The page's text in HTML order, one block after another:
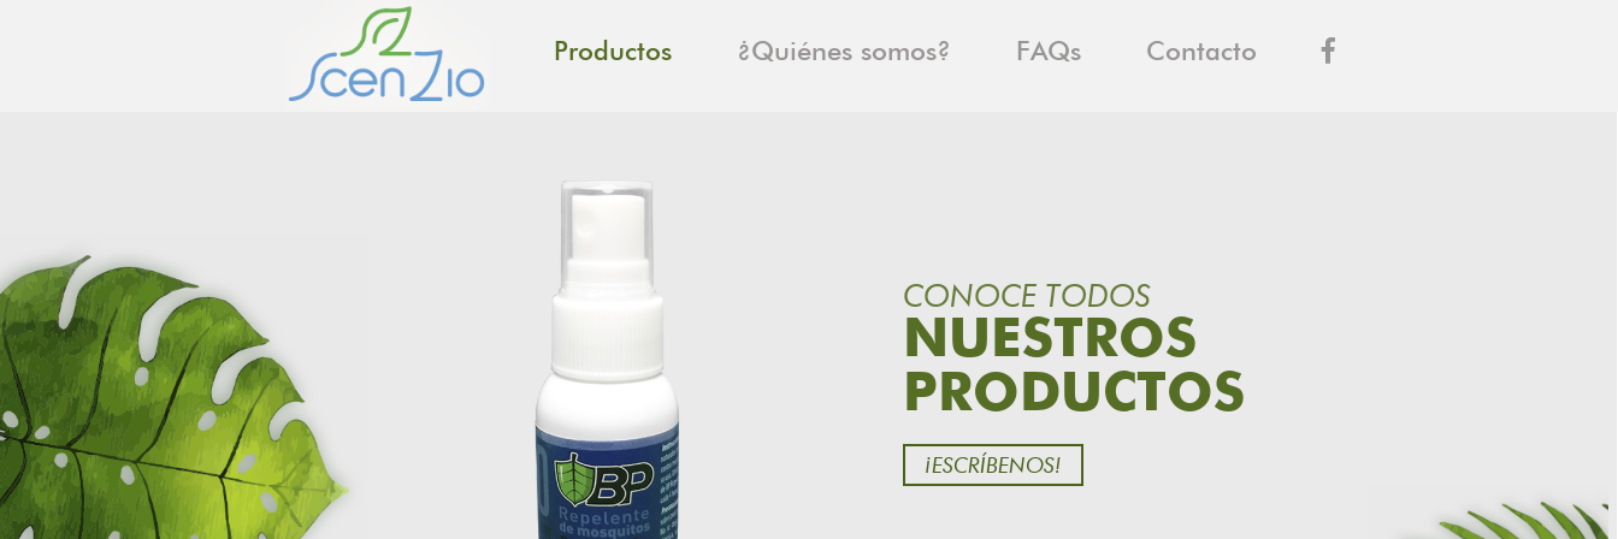
Productos ¿Quiénes somos? FAQs Contacto
CONOCE TODOS
NUESTROS
PRODUCTOS
¡ESCRÍBENOS!